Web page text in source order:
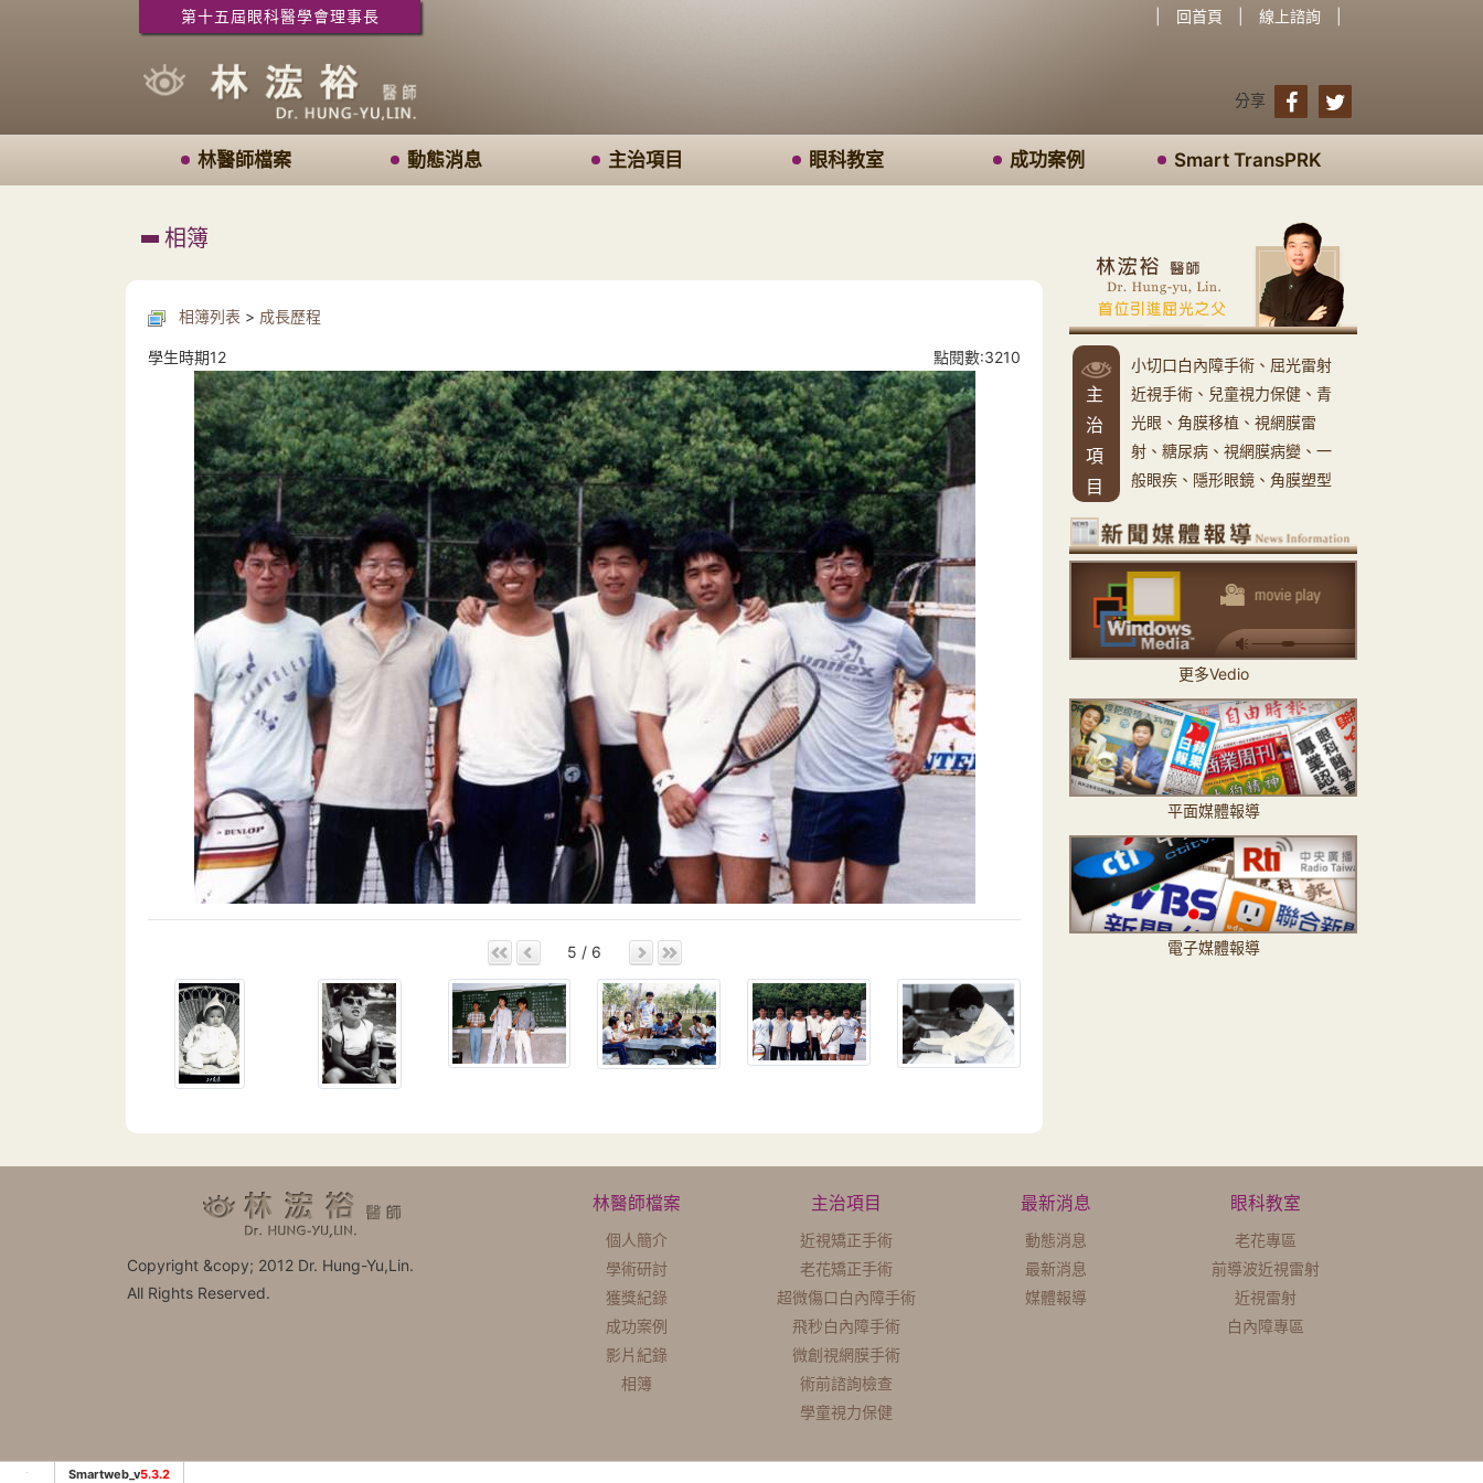
回首頁 線上諮詢
分享
第十五屆眼科醫學會理事長
林醫師檔案 動態消息 主治項目 眼科教室 成功案例 Smart TransPRK
相簿
相簿列表 > 成長歷程
學生時期12 點閱數:3210
5 / 6
主
治
項
目
小切口白內障手術、屈光雷射
近視手術、兒童視力保健、青
光眼、角膜移植、視網膜雷
射、糖尿病、視網膜病變、一
般眼疾、隱形眼鏡、角膜塑型
更多Vedio
平面媒體報導
電子媒體報導
Copyright &copy; 2012 Dr. Hung-Yu,Lin.
All Rights Reserved.
林醫師檔案
個人簡介
學術研討
獲獎紀錄
成功案例
影片紀錄
相簿
主治項目
近視矯正手術
老花矯正手術
超微傷口白內障手術
飛秒白內障手術
微創視網膜手術
術前諮詢檢查
學童視力保健
最新消息
動態消息
最新消息
媒體報導
眼科教室
老花專區
前導波近視雷射
近視雷射
白內障專區
Smartweb_v5.3.2